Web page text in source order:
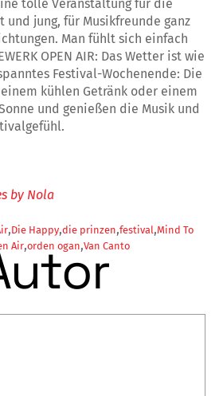
tolle Veranstaltung für die
und jung, für Musikfreunde ganz
Man fühlt sich einfach
OPEN AIR: Das Wetter ist wie
Festival-Wochenende: Die
kühlen Getränk oder einem
und genießen die Musik und
by Nola
,Die Happy,die prinzen,festival,Mind To
Air,orden ogan,Van Canto